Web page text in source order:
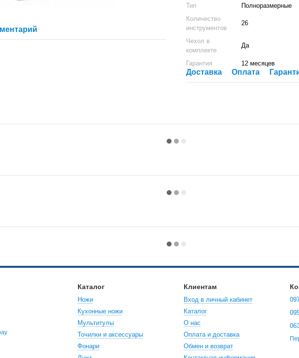
Тип
Полноразмерные
Количество
инструментов
26
Чехол в
комплекте
Да
Гарантия 12 месяцев
Доставка Оплата
Каталог
Ножи
Кухонные ножи
Мультитулы
Точилки и аксессуары
Фонари
Клиентам
Вход в личный кабинет
Каталог
О нас
Оплата и доставка
Обмен и возврат